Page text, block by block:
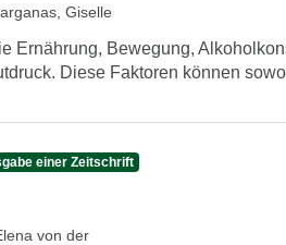
Giselle
Ernährung, Bewegung,
Diese Faktoren können
einer Zeitschrift
von der